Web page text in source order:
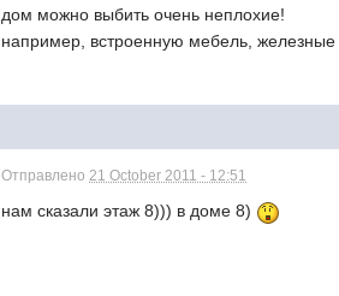
дом можно выбить очень неплохие!
например, встроенную мебель,
Отправлено21 October 2011 - 12:51
нам сказали этаж 8))) в доме 8)